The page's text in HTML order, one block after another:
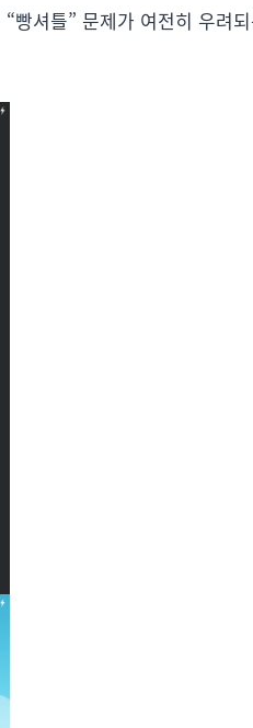
빵셔틀” 문제가 여전히 우려